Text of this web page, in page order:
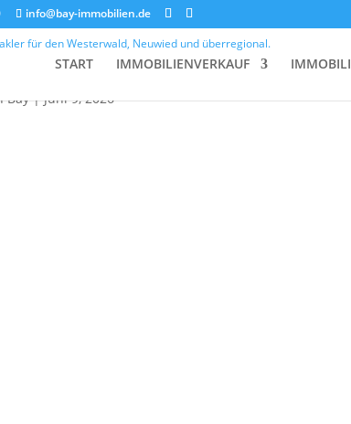
info@bay-immobilien.de
START IMMOBILIENVERKAUF
Bay|Juni 9, 2026